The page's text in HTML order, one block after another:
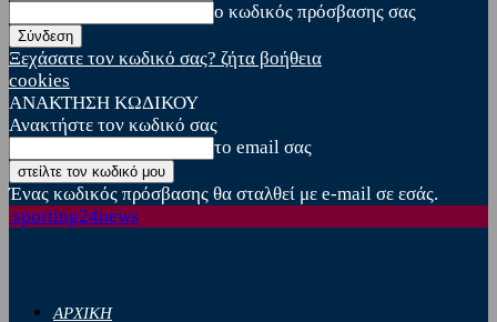
ο κωδικός πρόσβασης σας
Ξεχάσατε τον κωδικό σας? ζήτα βοήθεια
cookies
ΑΝΑΚΤΗΣΗ ΚΩΔΙΚΟΥ
Ανακτήστε τον κωδικό σας
το email σας
Ένας κωδικός πρόσβασης θα σταλθεί με e-mail σε εσάς.
sporting24news
ΑΡΧΙΚΗ